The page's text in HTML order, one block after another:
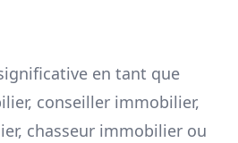
en tant que
conseiller immobilier,
chasseur immobilier ou